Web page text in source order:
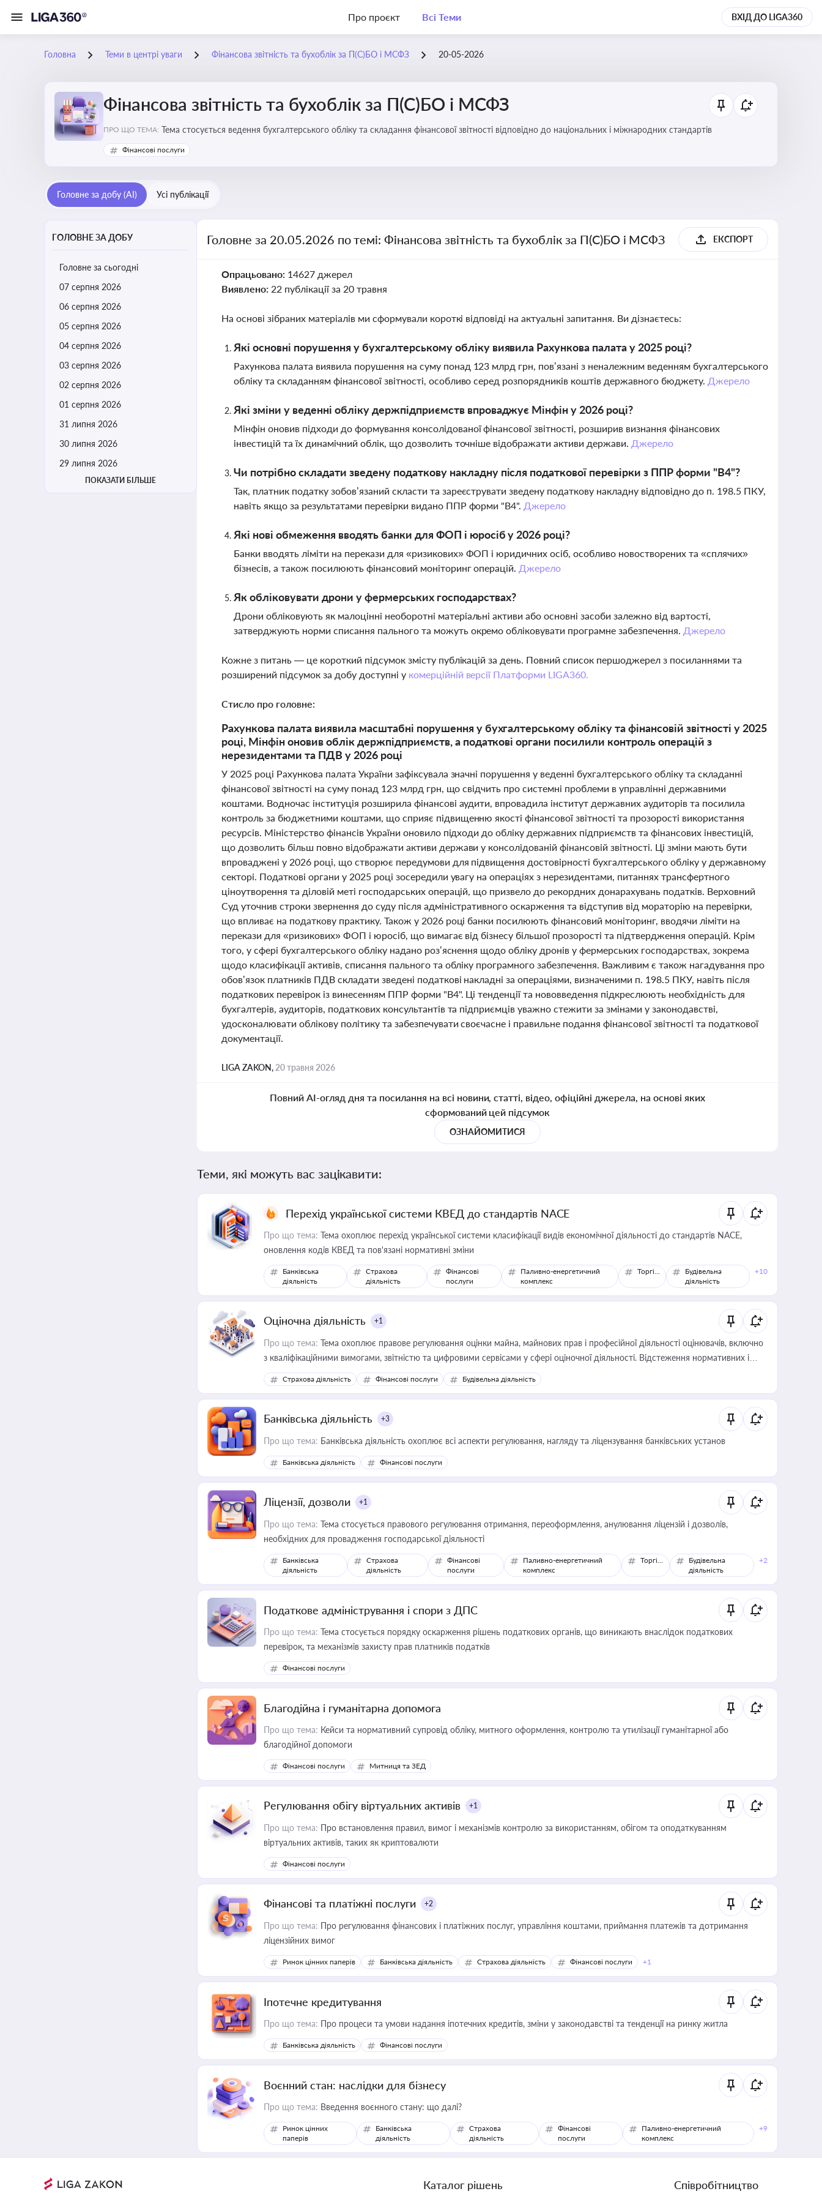
Про проєкт Всі Теми ВХІД ДО LIGA360
Головна Теми в центрі уваги Фінансова звітність та бухоблік за П(С)БО і МСФЗ 20-05-2026
Фінансова звітність та бухоблік за П(С)БО і МСФЗ
ПРО ЩО ТЕМА: Тема стосується ведення бухгалтерського обліку та складання фінансової звітності відповідно до національних і міжнародних стандартів
Фінансові послуги
Головне за добу (AI) Усі публікації
ГОЛОВНЕ ЗА ДОБУ
Головне за сьогодні
07 серпня 2026
06 серпня 2026
05 серпня 2026
04 серпня 2026
03 серпня 2026
02 серпня 2026
01 серпня 2026
31 липня 2026
30 липня 2026
29 липня 2026
ПОКАЗАТИ БІЛЬШЕ
Головне за 20.05.2026 по темі: Фінансова звітність та бухоблік за П(С)БО і МСФЗ ЕКСПОРТ
Опрацьовано: 14627 джерел
Виявлено: 22 публікації за 20 травня
На основі зібраних матеріалів ми сформували короткі відповіді на актуальні запитання. Ви дізнаєтесь:
Які основні порушення у бухгалтерському обліку виявила Рахункова палата у 2025 році?
Рахункова палата виявила порушення на суму понад 123 млрд грн, пов’язані з неналежним веденням бухгалтерського
обліку та складанням фінансової звітності, особливо серед розпорядників коштів державного бюджету. Джерело
Які зміни у веденні обліку держпідприємств впроваджує Мінфін у 2026 році?
Мінфін оновив підходи до формування консолідованої фінансової звітності, розширив визнання фінансових
інвестицій та їх динамічний облік, що дозволить точніше відображати активи держави. Джерело
Чи потрібно складати зведену податкову накладну після податкової перевірки з ППР форми "В4"?
Так, платник податку зобов’язаний скласти та зареєструвати зведену податкову накладну відповідно до п. 198.5 ПКУ,
навіть якщо за результатами перевірки видано ППР форми "В4". Джерело
Які нові обмеження вводять банки для ФОП і юросіб у 2026 році?
Банки вводять ліміти на перекази для «ризикових» ФОП і юридичних осіб, особливо новостворених та «сплячих»
бізнесів, а також посилюють фінансовий моніторинг операцій. Джерело
Як обліковувати дрони у фермерських господарствах?
Дрони обліковують як малоцінні необоротні матеріальні активи або основні засоби залежно від вартості,
затверджують норми списання пального та можуть окремо обліковувати програмне забезпечення. Джерело
Кожне з питань — це короткий підсумок змісту публікацій за день. Повний список першоджерел з посиланнями та
розширений підсумок за добу доступні у комерційній версії Платформи LIGA360.
Стисло про головне:
Рахункова палата виявила масштабні порушення у бухгалтерському обліку та фінансовій звітності у 2025
році, Мінфін оновив облік держпідприємств, а податкові органи посилили контроль операцій з
нерезидентами та ПДВ у 2026 році
У 2025 році Рахункова палата України зафіксувала значні порушення у веденні бухгалтерського обліку та складанні
фінансової звітності на суму понад 123 млрд грн, що свідчить про системні проблеми в управлінні державними
коштами. Водночас інституція розширила фінансові аудити, впровадила інститут державних аудиторів та посилила
контроль за бюджетними коштами, що сприяє підвищенню якості фінансової звітності та прозорості використання
ресурсів. Міністерство фінансів України оновило підходи до обліку державних підприємств та фінансових інвестицій,
що дозволить більш повно відображати активи держави у консолідованій фінансовій звітності. Ці зміни мають бути
впроваджені у 2026 році, що створює передумови для підвищення достовірності бухгалтерського обліку у державному
секторі. Податкові органи у 2025 році зосередили увагу на операціях з нерезидентами, питаннях трансфертного
ціноутворення та діловій меті господарських операцій, що призвело до рекордних донарахувань податків. Верховний
Суд уточнив строки звернення до суду після адміністративного оскарження та відступив від мораторію на перевірки,
що впливає на податкову практику. Також у 2026 році банки посилюють фінансовий моніторинг, вводячи ліміти на
перекази для «ризикових» ФОП і юросіб, що вимагає від бізнесу більшої прозорості та підтвердження операцій. Крім
того, у сфері бухгалтерського обліку надано роз’яснення щодо обліку дронів у фермерських господарствах, зокрема
щодо класифікації активів, списання пального та обліку програмного забезпечення. Важливим є також нагадування про
обов’язок платників ПДВ складати зведені податкові накладні за операціями, визначеними п. 198.5 ПКУ, навіть після
податкових перевірок із винесенням ППР форми "В4". Ці тенденції та нововведення підкреслюють необхідність для
бухгалтерів, аудиторів, податкових консультантів та підприємців уважно стежити за змінами у законодавстві,
удосконалювати облікову політику та забезпечувати своєчасне і правильне подання фінансової звітності та податкової
документації.
LIGA ZAKON, 20 травня 2026
Повний AI-огляд дня та посилання на всі новини, статті, відео, офіційні джерела, на основі яких
сформований цей підсумок
ОЗНАЙОМИТИСЯ
Теми, які можуть вас зацікавити:
Перехід української системи КВЕД до стандартів NACE
Про що тема: Тема охоплює перехід української системи класифікації видів економічної діяльності до стандартів NACE,
оновлення кодів КВЕД та пов'язані нормативні зміни
Банківська
діяльність
Страхова
діяльність
Фінансові
послуги
Паливно-енергетичний
комплекс
Торгівля
Будівельна
діяльність
+10
Оціночна діяльність +1
Про що тема: Тема охоплює правове регулювання оцінки майна, майнових прав і професійної діяльності оцінювачів, включно
з кваліфікаційними вимогами, звітністю та цифровими сервісами у сфері оціночної діяльності. Відстеження нормативних і
медійних змін у цій сфері корисне для власника бізнесу, керівника, юриста або бухгалтера під час оподаткування,
приватизації, оренди державного майна, корпоративних угод і перевірки статусу суб'єктів оціночної діяльності
Страхова діяльність Фінансові послуги Будівельна діяльність
Банківська діяльність +3
Про що тема: Банківська діяльність охоплює всі аспекти регулювання, нагляду та ліцензування банківських установ
Банківська діяльність Фінансові послуги
Ліцензії, дозволи +1
Про що тема: Тема стосується правового регулювання отримання, переоформлення, анулювання ліцензій і дозволів,
необхідних для провадження господарської діяльності
Банківська
діяльність
Страхова
діяльність
Фінансові
послуги
Паливно-енергетичний
комплекс
Торгівля
Будівельна
діяльність
+2
Податкове адміністрування і спори з ДПС
Про що тема: Тема стосується порядку оскарження рішень податкових органів, що виникають внаслідок податкових
перевірок, та механізмів захисту прав платників податків
Фінансові послуги
Благодійна і гуманітарна допомога
Про що тема: Кейси та нормативний супровід обліку, митного оформлення, контролю та утилізації гуманітарної або
благодійної допомоги
Фінансові послуги Митниця та ЗЕД
Регулювання обігу віртуальних активів +1
Про що тема: Про встановлення правил, вимог і механізмів контролю за використанням, обігом та оподаткуванням
віртуальних активів, таких як криптовалюти
Фінансові послуги
Фінансові та платіжні послуги +2
Про що тема: Про регулювання фінансових і платіжних послуг, управління коштами, приймання платежів та дотримання
ліцензійних вимог
Ринок цінних паперів Банківська діяльність Страхова діяльність Фінансові послуги +1
Іпотечне кредитування
Про що тема: Про процеси та умови надання іпотечних кредитів, зміни у законодавстві та тенденції на ринку житла
Банківська діяльність Фінансові послуги
Воєнний стан: наслідки для бізнесу
Про що тема: Введення воєнного стану: що далі?
Ринок цінних
паперів
Банківська
діяльність
Страхова
діяльність
Фінансові
послуги
Паливно-енергетичний
комплекс
+9
Каталог рішень Співробітництво